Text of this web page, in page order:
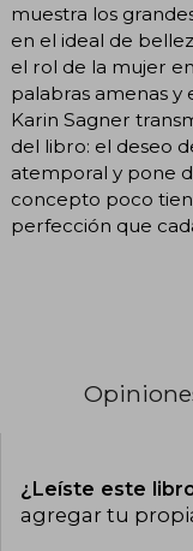
muestra los
en el ideal de
el rol de la mujer
palabras amenas y
Karin Sagner
del libro: el deseo
atemporal y pone
concepto poco
perfección que
¿Leíste este
agregar tu